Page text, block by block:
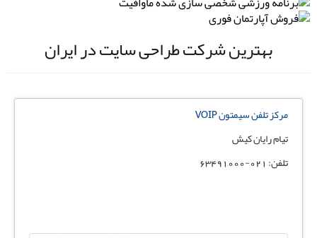
بهترین شرکت طراحی سایت در ایران
مرکز تلفن سیمتون VOIP
تیام رایان کیش
تلفن: 021-63491000